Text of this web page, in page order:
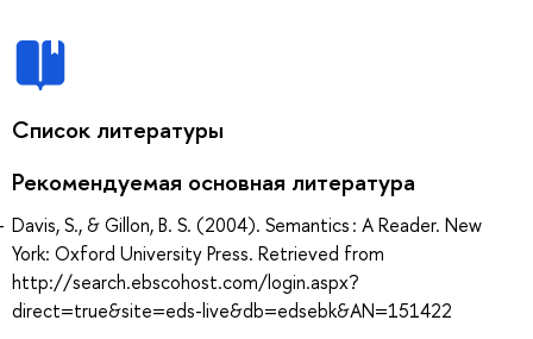
Список литературы
Рекомендуемая основная литература
Davis, S., & Gillon, B. S. (2004). Semantics : A Reader. New
York: Oxford University Press. Retrieved from
http://search.ebscohost.com/login.aspx?
direct=true&site=eds-live&db=edsebk&AN=151422